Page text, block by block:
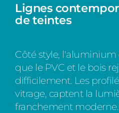
Lignes
de teintes
Côté style,
que le PVC et le bois
difficilement. Les
vitrage, captent la
franchement